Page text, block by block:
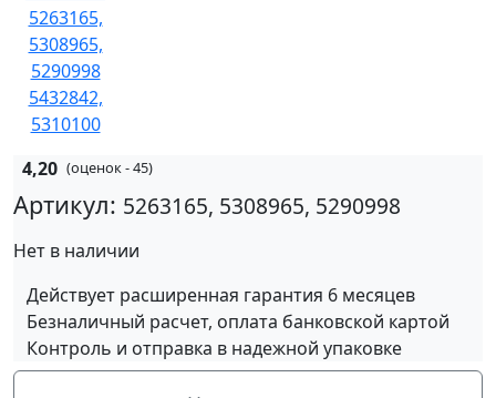
4,20 (оценок - 45)
Артикул: 5263165, 5308965, 5290998
Нет в наличии
Действует расширенная гарантия 6 месяцев
Безналичный расчет, оплата банковской картой
Контроль и отправка в надежной упаковке